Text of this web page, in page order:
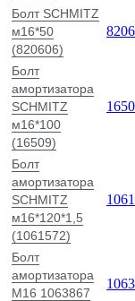
Болт SCHMITZ
м16*50
(820606)
Болт
амортизатора
SCHMITZ
м16*100
(16509)
Болт
амортизатора
SCHMITZ
м16*120*1,5
(1061572)
Болт
амортизатора
М16 1063867